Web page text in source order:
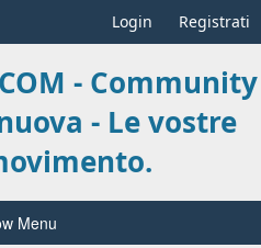
Login Registrati
- Community
- Le vostre
Menu